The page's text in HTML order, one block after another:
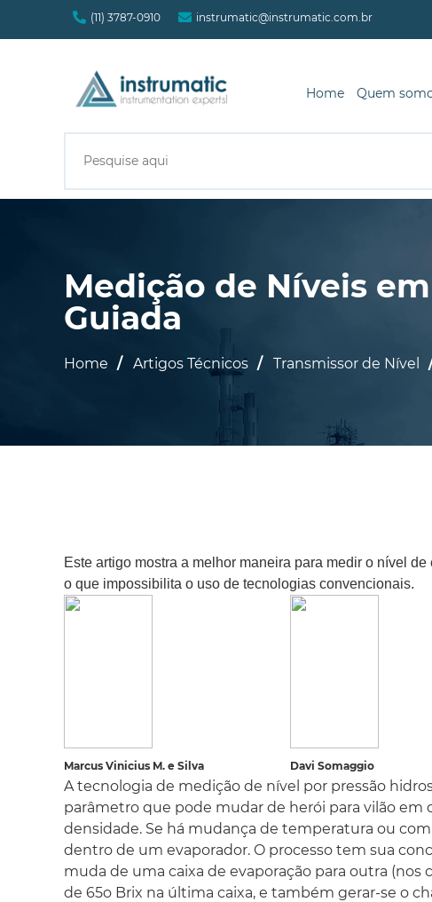
(11) 3787-0910 instrumatic@instrumatic.com.br
Home Quem
Medição de Níveis
Guiada
Home Artigos Técnicos Transmissor de Nível
Este artigo mostra a melhor maneira para medir o nível
o que impossibilita o uso de tecnologias convencionais.
Marcus Vinicius M. e Silva Davi Somaggio
A tecnologia de medição de nível por pressão
parâmetro que pode mudar de herói para vilão
densidade. Se há mudança de temperatura ou
dentro de um evaporador. O processo tem sua
muda de uma caixa de evaporação para outra
de 65o Brix na última caixa, e também gerar-se o